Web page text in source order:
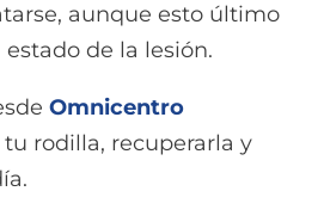
aunque esto último
de la lesión.
Omnicentro
rodilla, recuperarla y